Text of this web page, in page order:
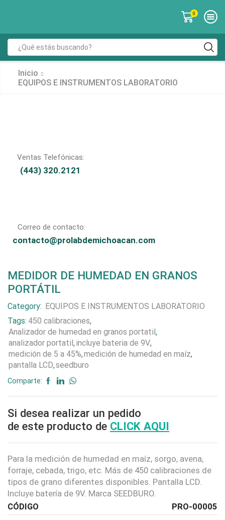
0
Inicio
EQUIPOS E INSTRUMENTOS LABORATORIO
Ventas Telefónicas:
(443) 320.2121
Correo de contacto:
contacto@prolabdemichoacan.com
MEDIDOR DE HUMEDAD EN GRANOS
PORTÁTIL
Category: EQUIPOS E INSTRUMENTOS LABORATORIO
Tags: 450 calibraciones,
Analizador de humedad en granos portatil,
analizador portatil,incluye bateria de 9V,
medición de 5 a 45%,medición de humedad en maíz,
pantalla LCD,seedburo
Comparte:
Si desea realizar un pedido
de este producto de CLICK AQUI
Para la medición de humedad en maíz, sorgo, avena,
forraje, cebada, trigo, etc. Más de 450 calibraciones de
tipos de grano diferentes disponibles. Pantalla LCD.
Incluye batería de 9V. Marca SEEDBURO.
CÓDIGO
PRO-00005